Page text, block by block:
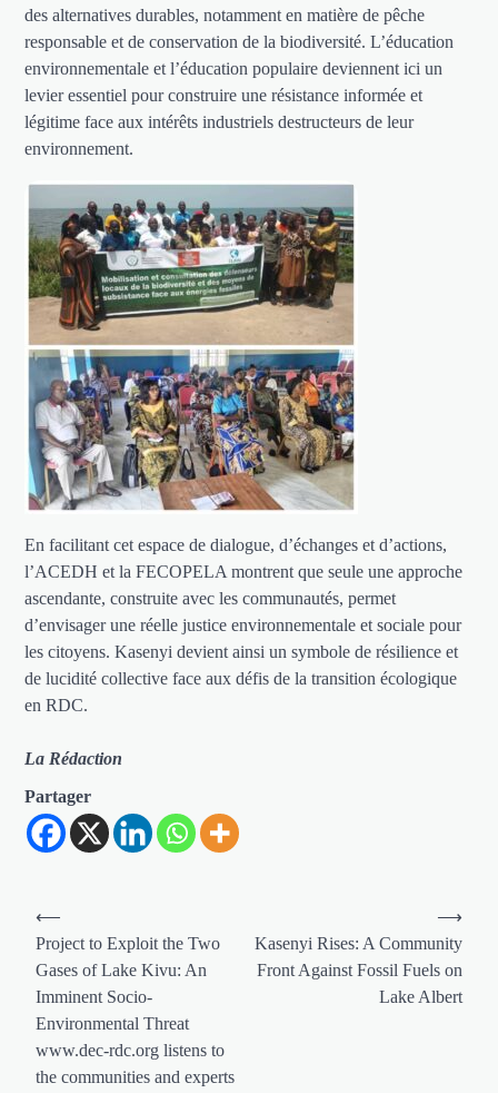
des alternatives durables, notamment en matière de pêche
responsable et de conservation de la biodiversité. L’éducation
environnementale et l’éducation populaire deviennent ici un
levier essentiel pour construire une résistance informée et
légitime face aux intérêts industriels destructeurs de leur
environnement.
En facilitant cet espace de dialogue, d’échanges et d’actions,
l’ACEDH et la FECOPELA montrent que seule une approche
ascendante, construite avec les communautés, permet
d’envisager une réelle justice environnementale et sociale pour
les citoyens. Kasenyi devient ainsi un symbole de résilience et
de lucidité collective face aux défis de la transition écologique
en RDC.
La Rédaction
Partager
Navigation
de
l’article
⟵
Project to Exploit the Two
Gases of Lake Kivu: An
Imminent Socio-
Environmental Threat
www.dec-rdc.org listens to
the communities and experts
Kasenyi Rises: A Community
Front Against Fossil Fuels on
Lake Albert
⟶